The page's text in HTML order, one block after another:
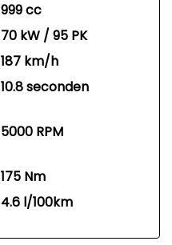
999 cc
70 kW / 95 PK
187 km/h
10.8 seconden
5000 RPM
175 Nm
4.6 l/100km